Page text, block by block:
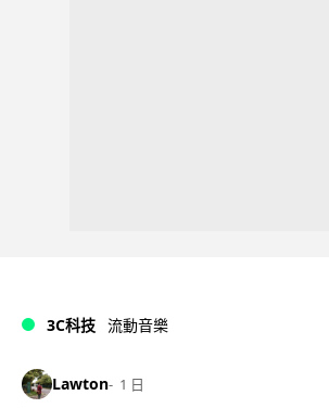
3C科技 流動音樂
Lawton 1 日